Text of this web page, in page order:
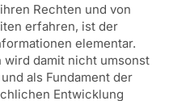
Rechten und von
erfahren, ist der
elementar.
wird damit nicht umsonst
als Fundament der
Entwicklung